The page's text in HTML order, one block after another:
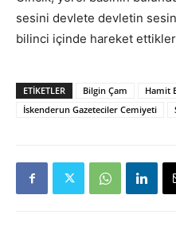
sesini devlete devletin
bilinci içinde hareket
ETIKETLER Bilgin Çam
Hamit
İskenderun Gazeteciler Cemiyeti